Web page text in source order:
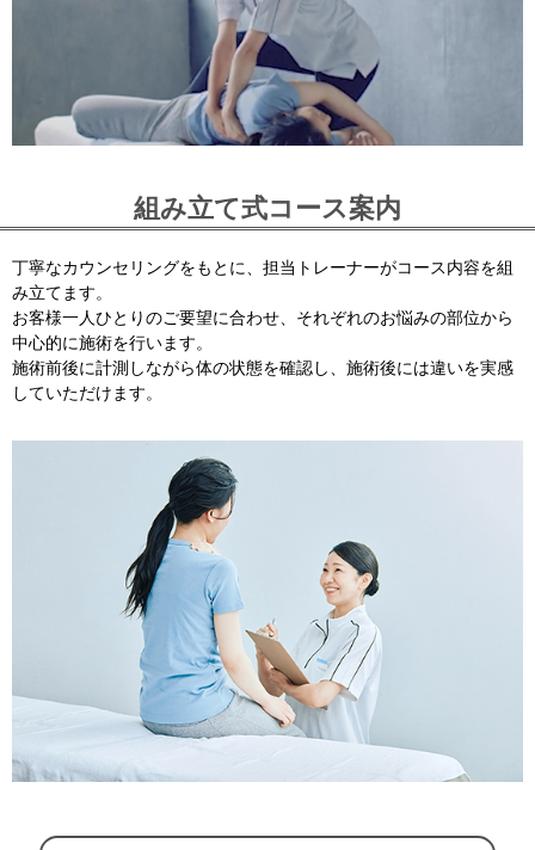
組み立て式コース案内
丁寧なカウンセリングをもとに、担当トレーナーがコース内容を組
み立てます。
お客様一人ひとりのご要望に合わせ、それぞれのお悩みの部位から
中心的に施術を行います。
施術前後に計測しながら体の状態を確認し、施術後には違いを実感
していただけます。